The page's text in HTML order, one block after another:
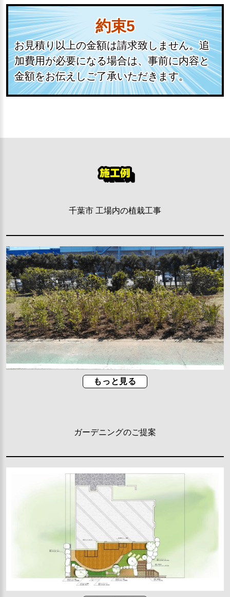
約束5
お見積り以上の金額は請求致しません。追
加費用が必要になる場合は、事前に内容と
金額をお伝えしご了承いただきます。
施工例
千葉市 工場内の植栽工事
もっと見る
ガーデニングのご提案